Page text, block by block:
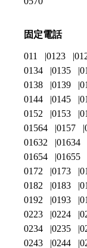
固定電話
011 0123
0134
0135
0138
0139
0144
0145
0152
0153
01564
0157
01632
01634
01654
01655
0172
0173
0182
0183
0192
0193
0223
0224
0234
0235
0243
0244